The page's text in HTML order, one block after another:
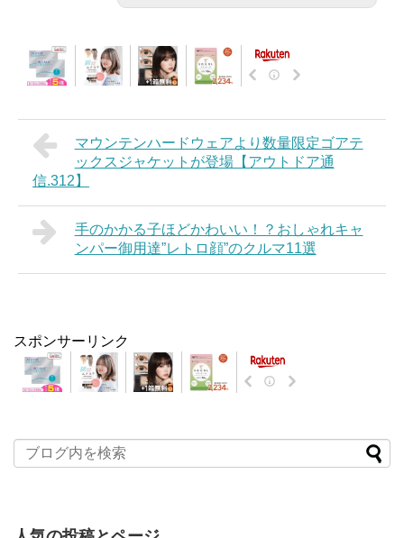
マウンテンハードウェアより数量限定ゴアテ
ックスジャケットが登場【アウトドア通
信.312】
手のかかる子ほどかわいい！？おしゃれキャ
ンパー御用達”レトロ顔”のクルマ11選
スポンサーリンク